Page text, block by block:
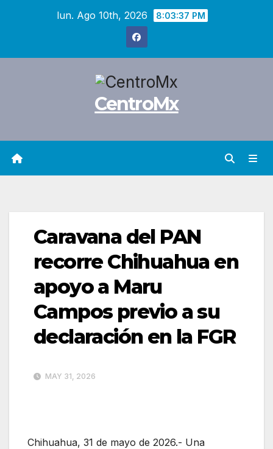
lun. Ago 10th, 2026 8:03:38 PM
CentroMx
Caravana del PAN
recorre Chihuahua en
apoyo a Maru
Campos previo a su
declaración en la FGR
MAY 31, 2026
Chihuahua, 31 de mayo de 2026.- Una